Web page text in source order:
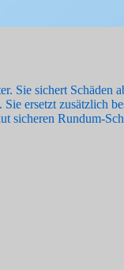
Sie sichert Schäden
ersetzt zusätzlich
sicheren Rundum-